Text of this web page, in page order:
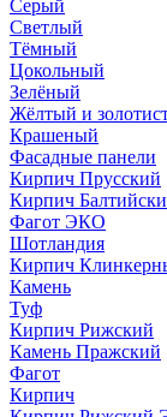
Серый
Светлый
Тёмный
Цокольный
Зелёный
Жёлтый и
Крашеный
Фасадные панели
Кирпич Прусский
Кирпич
Фагот ЭКО
Шотландия
Кирпич
Камень
Туф
Кирпич Рижский
Камень Пражский
Фагот
Кирпич